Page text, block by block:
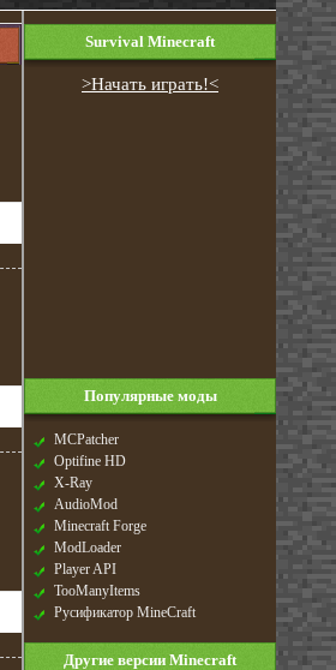
Survival Minecraft
>Начать играть!<
Популярные моды
MCPatcher
Optifine HD
X-Ray
AudioMod
Minecraft Forge
ModLoader
Player API
TooManyItems
Русификатор MineCraft
Другие версии Minecraft